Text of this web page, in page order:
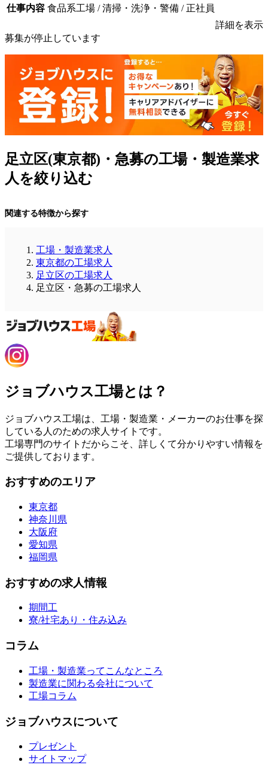
仕事内容 食品系工場 / 清掃・洗浄・警備 / 正社員
詳細を表示
募集が停止しています
足立区(東京都)・急募の工場・製造業求
人を絞り込む
関連する特徴から探す
工場・製造業求人
東京都の工場求人
足立区の工場求人
足立区・急募の工場求人
ジョブハウス工場とは？
ジョブハウス工場は、工場・製造業・メーカーのお仕事を探
している人のための求人サイトです。
工場専門のサイトだからこそ、詳しくて分かりやすい情報を
ご提供しております。
おすすめのエリア
東京都
神奈川県
大阪府
愛知県
福岡県
おすすめの求人情報
期間工
寮/社宅あり・住み込み
コラム
工場・製造業ってこんなところ
製造業に関わる会社について
工場コラム
ジョブハウスについて
プレゼント
サイトマップ